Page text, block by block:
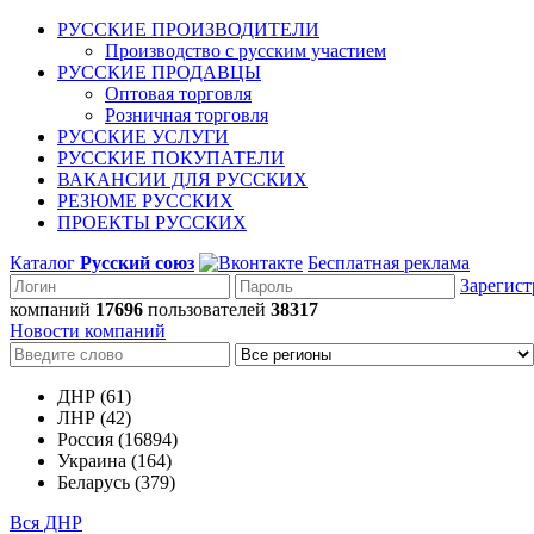
РУССКИЕ ПРОИЗВОДИТЕЛИ
Производство с русским участием
РУССКИЕ ПРОДАВЦЫ
Оптовая торговля
Розничная торговля
РУССКИЕ УСЛУГИ
РУССКИЕ ПОКУПАТЕЛИ
ВАКАНСИИ ДЛЯ РУССКИХ
РЕЗЮМЕ РУССКИХ
ПРОЕКТЫ РУССКИХ
Каталог Русский союз
Бесплатная реклама
компаний 17696 пользователей 38317
Новости компаний
ДНР (61)
ЛНР (42)
Россия (16894)
Украина (164)
Беларусь (379)
Вся ДНР